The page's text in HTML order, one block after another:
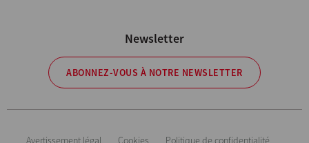
Newsletter
ABONNEZ-VOUS À NOTRE NEWSLETTER
Avertissement légal Cookies Politique de confidentialité